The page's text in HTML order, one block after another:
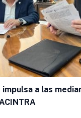
impulsa a las